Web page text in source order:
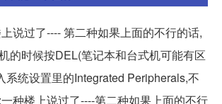
说过了---- 第二种如果上面的不行的话,
的时候按DEL(笔记本和台式机可能有区
系统设置里的Integrated Peripherals,不
种楼上说过了----第二种如果上面的不行